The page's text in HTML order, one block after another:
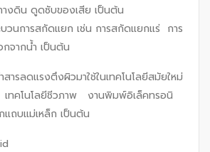
งดิน ดูดซับของเสีย เป็นต้น
บวนการสกัดแยก เช่น การสกัดแยกแร่ การ
จากน้ำ เป็นต้น
ารลดแรงตึงผิวมาใช้ในเทคโนโลยีสมัยใหม่
เทคโนโลยีชีวภาพ งานพิมพ์อิเล็คทรอนิ
ถบแม่เหล็ก เป็นต้น